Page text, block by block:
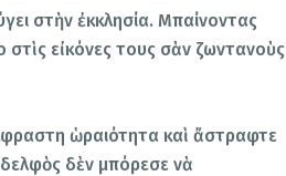
στὴν ἐκκλησία. Μπαίνοντας
στὶς εἰκόνες τους σὰν ζωντανοὺς
ὡραιότητα καὶ ἄστραφτε
δὲν μπόρεσε νὰ